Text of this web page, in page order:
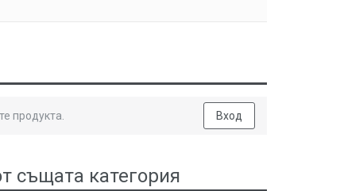
продукта. Вход
същата категория